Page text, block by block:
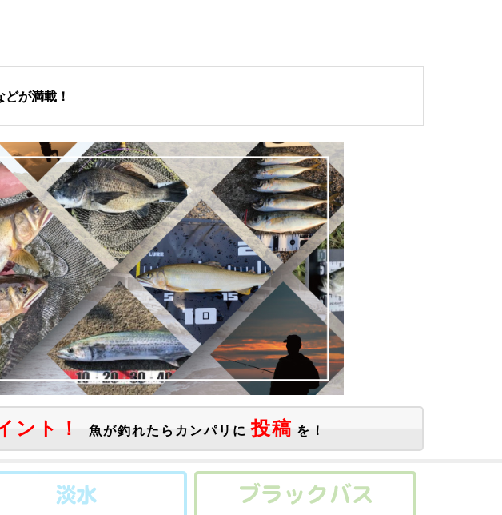
が満載！
ント！ 魚が釣れたらカンパリに 投稿 を！